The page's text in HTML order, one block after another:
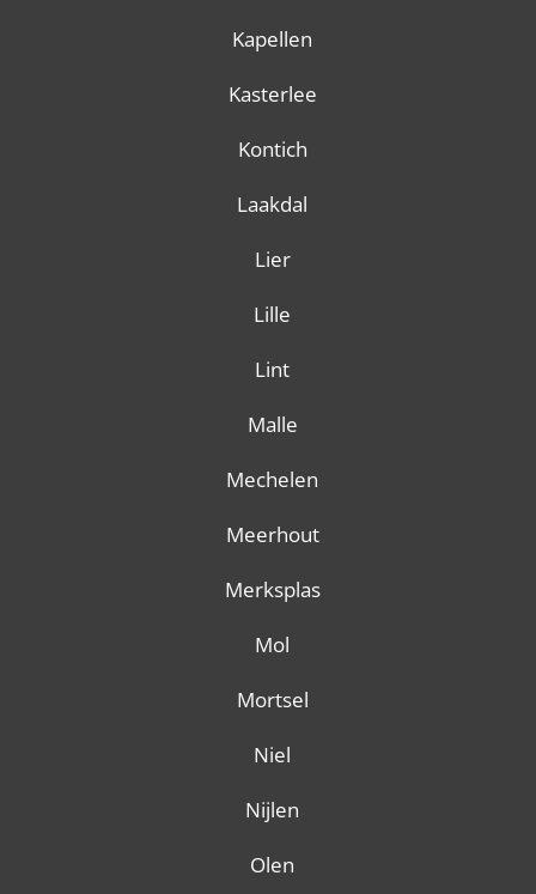
Kapellen
Kasterlee
Kontich
Laakdal
Lier
Lille
Lint
Malle
Mechelen
Meerhout
Merksplas
Mol
Mortsel
Niel
Nijlen
Olen